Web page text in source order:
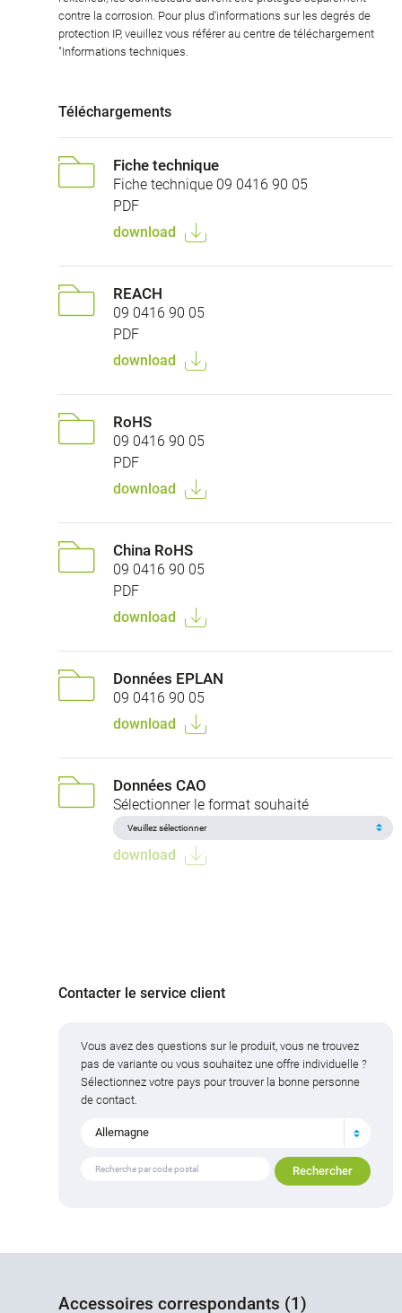
contre la corrosion. Pour plus d'informations sur les degrés de
protection IP, veuillez vous référer au centre de téléchargement
"Informations techniques.
Téléchargements
Fiche technique
Fiche technique 09 0416 90 05
PDF
download
REACH
09 0416 90 05
PDF
download
RoHS
09 0416 90 05
PDF
download
China RoHS
09 0416 90 05
PDF
download
Données EPLAN
09 0416 90 05
download
Données CAO
Sélectionner le format souhaité
download
Contacter le service client
Vous avez des questions sur le produit, vous ne trouvez
pas de variante ou vous souhaitez une offre individuelle ?
Sélectionnez votre pays pour trouver la bonne personne
de contact.
Allemagne
Accessoires correspondants (1)